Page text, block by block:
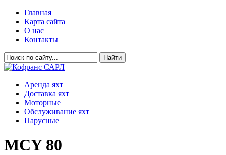
Главная
Карта сайта
О нас
Контакты
Аренда яхт
Доставка яхт
Моторные
Обслуживание яхт
Парусные
MCY 80